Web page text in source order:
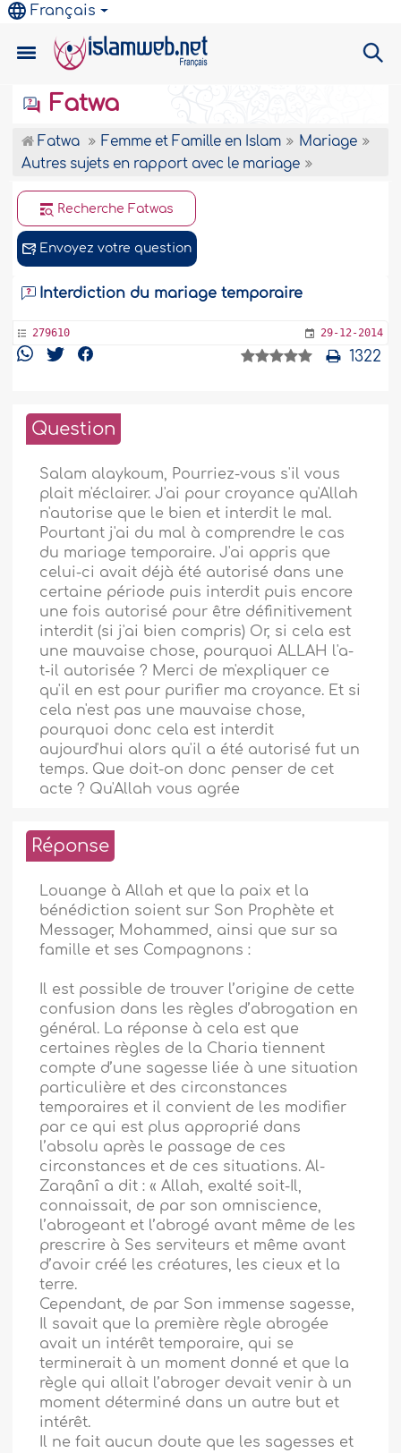
Français
Fatwa
Fatwa Femme et Famille en Islam
Mariage
Autres sujets en rapport avec le mariage
Recherche Fatwas
Envoyez votre question
Interdiction du mariage temporaire
279610 29-12-2014
1322
Question
Salam alaykoum, Pourriez-vous s'il vous
plait m'éclairer. J'ai pour croyance qu'Allah
n'autorise que le bien et interdit le mal.
Pourtant j'ai du mal à comprendre le cas
du mariage temporaire. J'ai appris que
celui-ci avait déjà été autorisé dans une
certaine période puis interdit puis encore
une fois autorisé pour être définitivement
interdit (si j'ai bien compris) Or, si cela est
une mauvaise chose, pourquoi ALLAH l'a-
t-il autorisée ? Merci de m'expliquer ce
qu'il en est pour purifier ma croyance. Et si
cela n'est pas une mauvaise chose,
pourquoi donc cela est interdit
aujourd'hui alors qu'il a été autorisé fut un
temps. Que doit-on donc penser de cet
acte ? Qu'Allah vous agrée
Réponse
Louange à Allah et que la paix et la
bénédiction soient sur Son Prophète et
Messager, Mohammed, ainsi que sur sa
famille et ses Compagnons :
Il est possible de trouver l’origine de cette
confusion dans les règles d’abrogation en
général. La réponse à cela est que
certaines règles de la Charia tiennent
compte d’une sagesse liée à une situation
particulière et des circonstances
temporaires et il convient de les modifier
par ce qui est plus approprié dans
l’absolu après le passage de ces
circonstances et de ces situations. Al-
Zarqânî a dit : « Allah, exalté soit-Il,
connaissait, de par son omniscience,
l’abrogeant et l’abrogé avant même de les
prescrire à Ses serviteurs et même avant
d’avoir créé les créatures, les cieux et la
terre.
Cependant, de par Son immense sagesse,
Il savait que la première règle abrogée
avait un intérêt temporaire, qui se
terminerait à un moment donné et que la
règle qui allait l’abroger devait venir à un
moment déterminé dans un autre but et
intérêt.
Il ne fait aucun doute que les sagesses et